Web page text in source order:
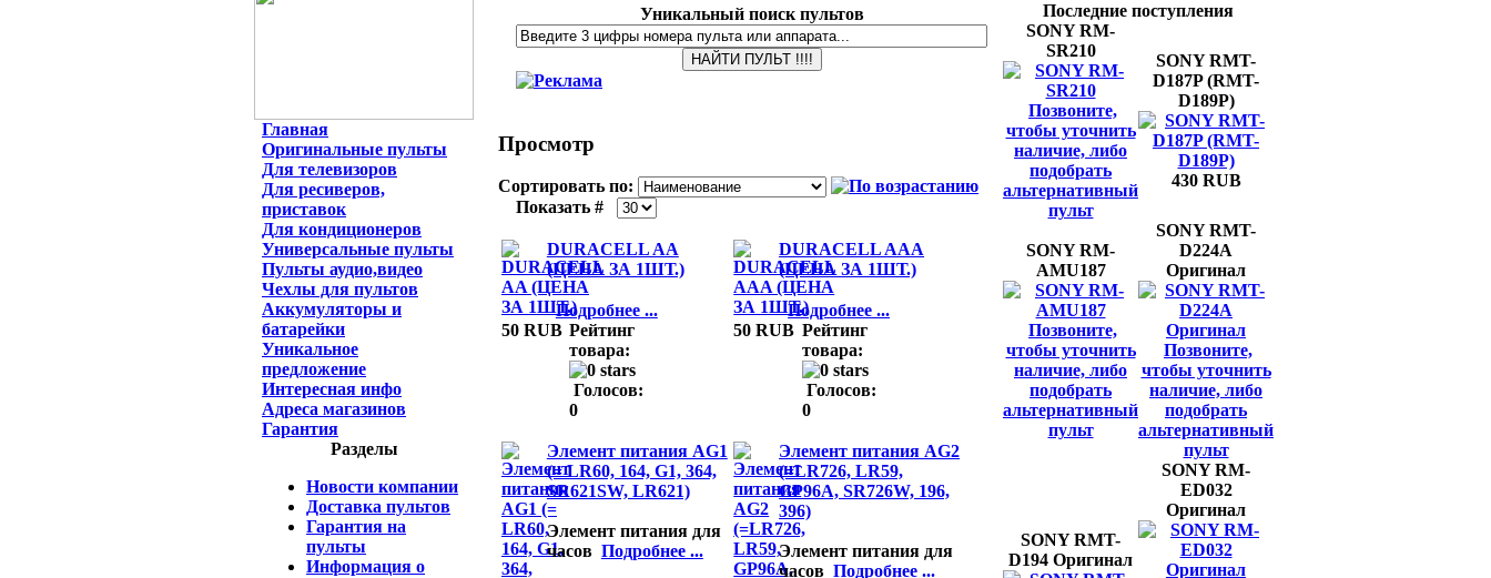
Главная
Оригинальные пульты
Для телевизоров
Для ресиверов,
приставок
Для кондиционеров
Универсальные пульты
Пульты аудио,видео
Чехлы для пультов
Аккумуляторы и
батарейки
Уникальное
предложение
Интересная инфо
Адреса магазинов
Гарантия
Разделы
Новости компании
Доставка пультов
Гарантия на
пульты
Информация о
Уникальный поиск пультов
Просмотр
Сортировать по:
Показать #
DURACELL AA
(ЦЕНА ЗА 1ШТ.)
Подробнее ...
50 RUB Рейтинг
товара:
Голосов:
0
DURACELL AAA
(ЦЕНА ЗА 1ШТ.)
Подробнее ...
50 RUB Рейтинг
товара:
Голосов:
0
Элемент питания AG1
(= LR60, 164, G1, 364,
SR621SW, LR621)
Элемент питания для
часов Подробнее ...
Элемент питания AG2
(=LR726, LR59,
GP96A, SR726W, 196,
396)
Элемент питания для
часовПодробнее ...
Последние поступления
SONY RM-
SR210
Позвоните,
чтобы уточнить
наличие, либо
подобрать
альтернативный
пульт
SONY RMT-
D187P (RMT-
D189P)
430 RUB
SONY RM-
AMU187
Позвоните,
чтобы уточнить
наличие, либо
подобрать
альтернативный
пульт
SONY RMT-
D224A
Оригинал
Позвоните,
чтобы уточнить
наличие, либо
подобрать
альтернативный
пульт
SONY RMT-
D194 Оригинал
SONY RM-
ED032
Оригинал